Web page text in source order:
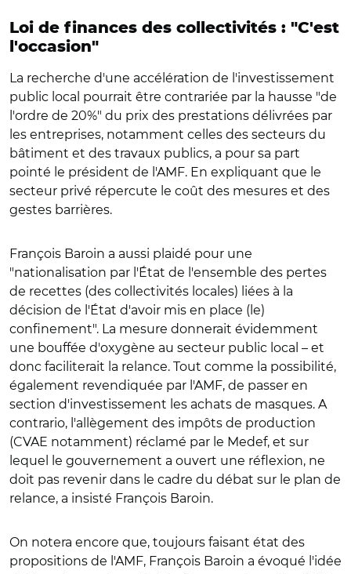
Loi de finances des collectivités : "C'est
l'occasion"
La recherche d'une accélération de l'investissement
public local pourrait être contrariée par la hausse "de
l'ordre de 20%" du prix des prestations délivrées par
les entreprises, notamment celles des secteurs du
bâtiment et des travaux publics, a pour sa part
pointé le président de l'AMF. En expliquant que le
secteur privé répercute le coût des mesures et des
gestes barrières.
François Baroin a aussi plaidé pour une
"nationalisation par l'État de l'ensemble des pertes
de recettes (des collectivités locales) liées à la
décision de l'État d'avoir mis en place (le)
confinement". La mesure donnerait évidemment
une bouffée d'oxygène au secteur public local – et
donc faciliterait la relance. Tout comme la possibilité,
également revendiquée par l'AMF, de passer en
section d'investissement les achats de masques. A
contrario, l'allègement des impôts de production
(CVAE notamment) réclamé par le Medef, et sur
lequel le gouvernement a ouvert une réflexion, ne
doit pas revenir dans le cadre du débat sur le plan de
relance, a insisté François Baroin.
On notera encore que, toujours faisant état des
propositions de l'AMF, François Baroin a évoqué l'idée